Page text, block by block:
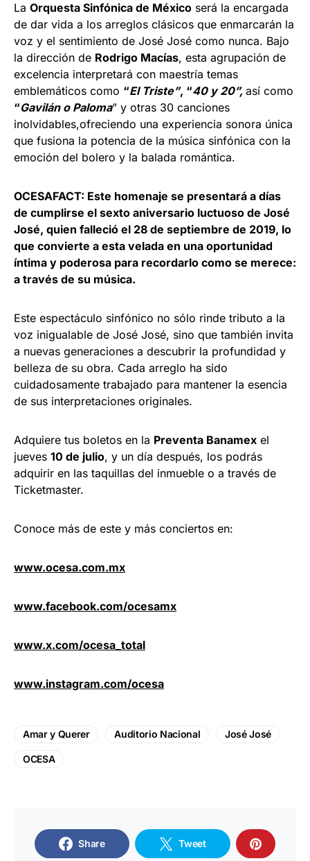
La Orquesta Sinfónica de México será la encargada
de dar vida a los arreglos clásicos que enmarcarán la
voz y el sentimiento de José José como nunca. Bajo
la dirección de Rodrigo Macías, esta agrupación de
excelencia interpretará con maestría temas
emblemáticos como “El Triste”, “40 y 20”, así como
“Gavilán o Paloma” y otras 30 canciones
inolvidables,ofreciendo una experiencia sonora única
que fusiona la potencia de la música sinfónica con la
emoción del bolero y la balada romántica.
OCESAFACT: Este homenaje se presentará a días
de cumplirse el sexto aniversario luctuoso de José
José, quien falleció el 28 de septiembre de 2019, lo
que convierte a esta velada en una oportunidad
íntima y poderosa para recordarlo como se merece:
a través de su música.
Este espectáculo sinfónico no sólo rinde tributo a la
voz inigualable de José José, sino que también invita
a nuevas generaciones a descubrir la profundidad y
belleza de su obra. Cada arreglo ha sido
cuidadosamente trabajado para mantener la esencia
de sus interpretaciones originales.
Adquiere tus boletos en la Preventa Banamex el
jueves 10 de julio, y un día después, los podrás
adquirir en las taquillas del inmueble o a través de
Ticketmaster.
Conoce más de este y más conciertos en:
www.ocesa.com.mx
www.facebook.com/ocesamx
www.x.com/ocesa_total
www.instagram.com/ocesa
Amar y Querer Auditorio Nacional José José
OCESA
Share Tweet